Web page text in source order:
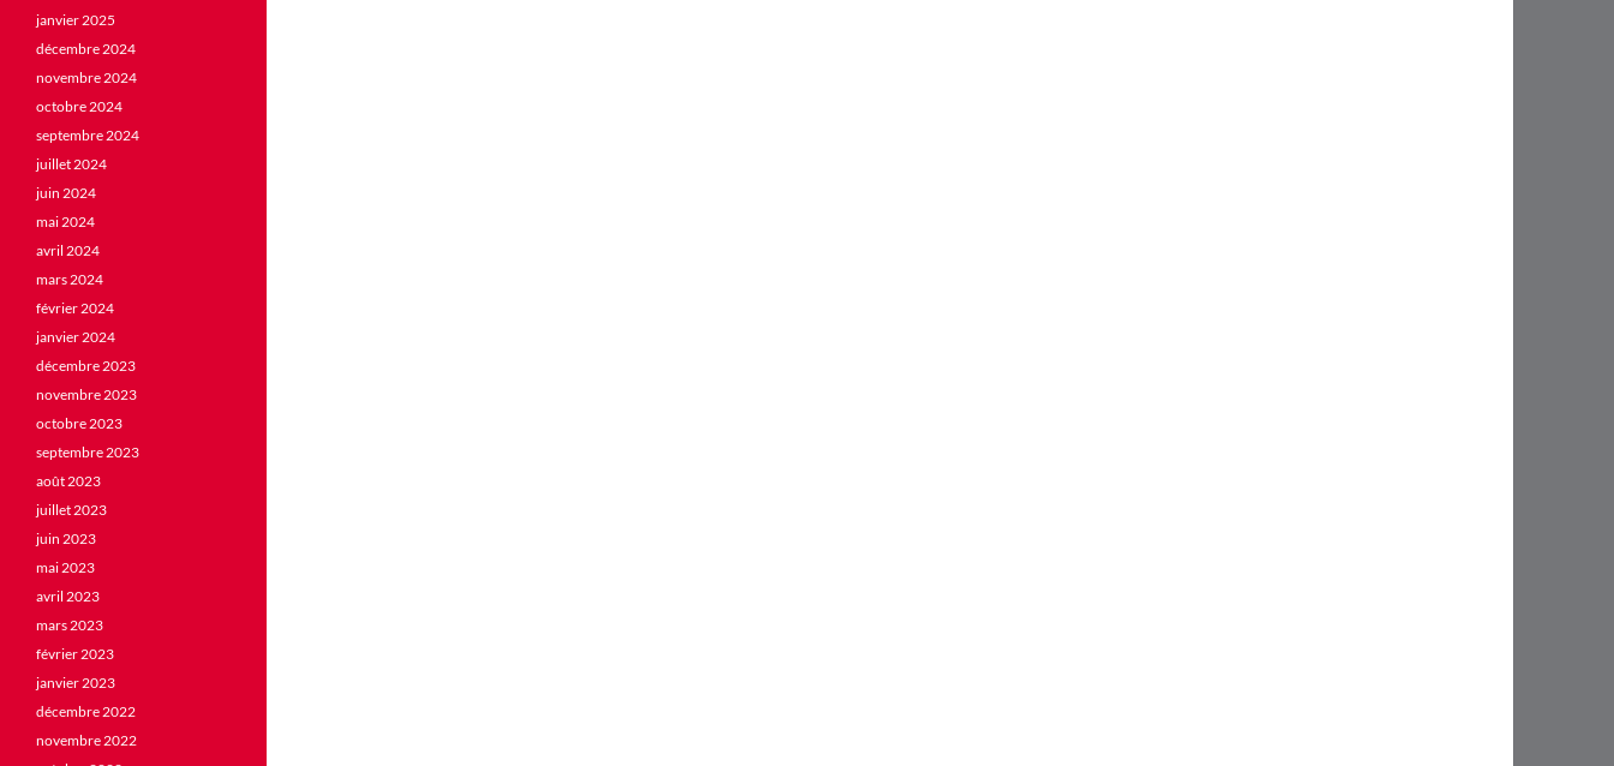
janvier 2025
décembre 2024
novembre 2024
octobre 2024
septembre 2024
juillet 2024
juin 2024
mai 2024
avril 2024
mars 2024
février 2024
janvier 2024
décembre 2023
novembre 2023
octobre 2023
septembre 2023
août 2023
juillet 2023
juin 2023
mai 2023
avril 2023
mars 2023
février 2023
janvier 2023
décembre 2022
novembre 2022